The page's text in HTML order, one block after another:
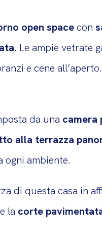
open spacecon
. Le ampie vetrate
e cene
da una camera
alla terrazza
ambiente.
di questa casa in
la corte